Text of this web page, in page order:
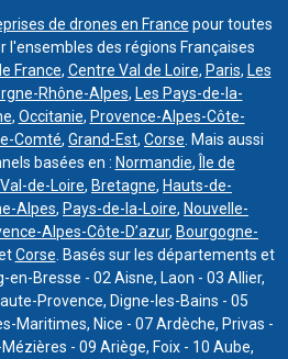
de drones en France pour toutes
l'ensembles des régions Françaises
France, Centre Val de Loire, Paris, Les
Rhône-Alpes, Les Pays-de-la-
, Occitanie, Provence-Alpes-Côte-
Comté, Grand-Est, Corse . Mais aussi
basées en : Normandie,Île de
de-Loire, Bretagne, Hauts-de-
Alpes, Pays-de-la-Loire, Nouvelle-
Alpes-Côte-D’azur, Bourgogne-
Corse . Basés sur les départements et
Bresse - 02 Aisne, Laon - 03 Allier,
Provence, Digne-les-Bains - 05
Maritimes, Nice - 07 Ardèche, Privas -
- 09 Ariège, Foix - 10 Aube,